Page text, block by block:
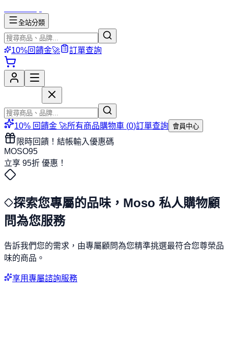
全站分類
10%回饋金🚀 訂單查詢
10% 回饋金 🚀所有商品購物車 (0)訂單查詢 會員中心
限時回饋！結帳輸入優惠碼
MOSO95
立享 95折 優惠！
探索您專屬的品味，Moso 私人購物顧
問為您服務
告訴我們您的需求，由專屬顧問為您精準挑選最符合您尊榮品
味的商品。
享用專屬諮詢服務